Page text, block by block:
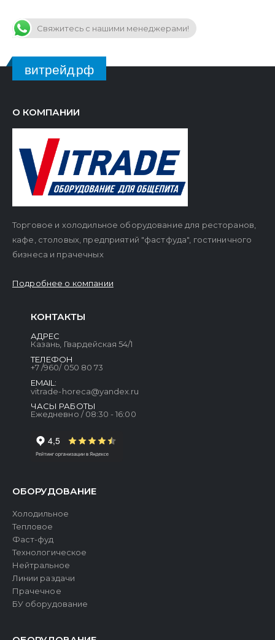
Свяжитесь с нашими менеджерами!
витрейд.рф
О КОМПАНИИ
Торговое и холодильное оборудование для ресторанов,
кафе, столовых, предприятий "фастфуда", гостиничного
бизнеса и прачечных
Подробнее о компании
КОНТАКТЫ
АДРЕС
Казань, Гвардейская 54/1
ТЕЛЕФОН
+7 /960/ 050 80 73
EMAIL:
vitrade-horeca@yandex.ru
ЧАСЫ РАБОТЫ
Ежедневно / 08:30 - 16:00
ОБОРУДОВАНИЕ
Холодильное
Тепловое
Фаст-фуд
Технологическое
Нейтральное
Линии раздачи
Прачечное
БУ оборудование